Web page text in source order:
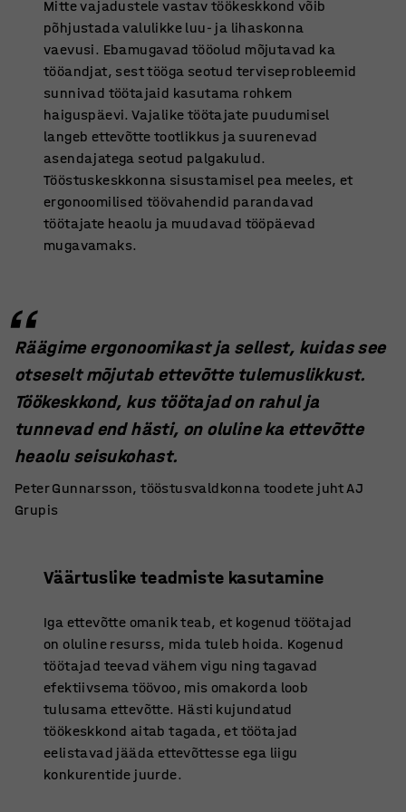
Mitte vajadustele vastav töökeskkond võib
põhjustada valulikke luu- ja lihaskonna
vaevusi. Ebamugavad tööolud mõjutavad ka
tööandjat, sest tööga seotud terviseprobleemid
sunnivad töötajaid kasutama rohkem
haiguspäevi. Vajalike töötajate puudumisel
langeb ettevõtte tootlikkus ja suurenevad
asendajatega seotud palgakulud.
Tööstuskeskkonna sisustamisel pea meeles, et
ergonoomilised töövahendid parandavad
töötajate heaolu ja muudavad tööpäevad
mugavamaks.
Räägime ergonoomikast ja sellest, kuidas see
otseselt mõjutab ettevõtte tulemuslikkust.
Töökeskkond, kus töötajad on rahul ja
tunnevad end hästi, on oluline ka ettevõtte
heaolu seisukohast.
Peter Gunnarsson, tööstusvaldkonna toodete juht AJ
Grupis
Väärtuslike teadmiste kasutamine
Iga ettevõtte omanik teab, et kogenud töötajad
on oluline resurss, mida tuleb hoida. Kogenud
töötajad teevad vähem vigu ning tagavad
efektiivsema töövoo, mis omakorda loob
tulusama ettevõtte. Hästi kujundatud
töökeskkond aitab tagada, et töötajad
eelistavad jääda ettevõttesse ega liigu
konkurentide juurde.